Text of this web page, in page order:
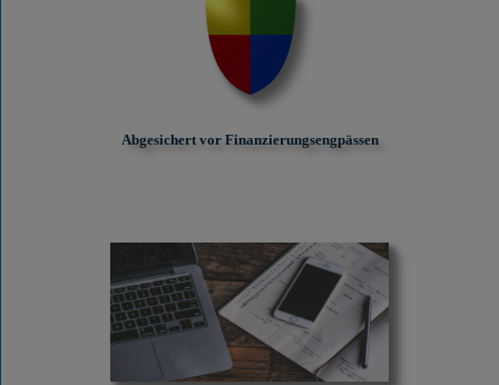
Abgesichert vor Finanzierungs­engpässen